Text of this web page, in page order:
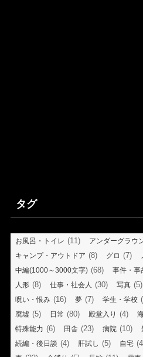
タグ
お風呂・トイレ (11) アンダーグラウ
キャンプ・アウトドア (8) グロ (7)
中編(1000～3000文字) (68) 事件・事
人形 (8) 仕事・社会人 (30) 写真 (5)
呪い・恨み (16) 夢 (7) 学生・学校
廃墟 (5) 日常 (80) 殿堂入り (4)
特殊能力 (6) 田舎 (23) 病院 (10)
続編・後日談 (4) 肝試し (5) 自宅